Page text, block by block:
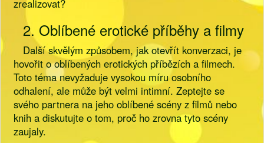
zrealizovat?
2. Oblíbené erotické příběhy a filmy
Další skvělým způsobem, jak otevřít konverzaci, je
hovořit o oblíbených erotických příbězích a filmech.
Toto téma nevyžaduje vysokou míru osobního
odhalení, ale může být velmi intimní. Zeptejte se
svého partnera na jeho oblíbené scény z filmů nebo
knih a diskutujte o tom, proč ho zrovna tyto scény
zaujaly.